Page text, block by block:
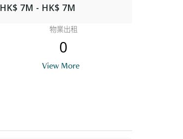
HK$ 7M - HK$ 7M
物業出租
0
View More